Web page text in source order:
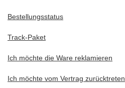
Bestellungsstatus
Track-Paket
Ich möchte die Ware reklamieren
Ich möchte vom Vertrag zurücktreten